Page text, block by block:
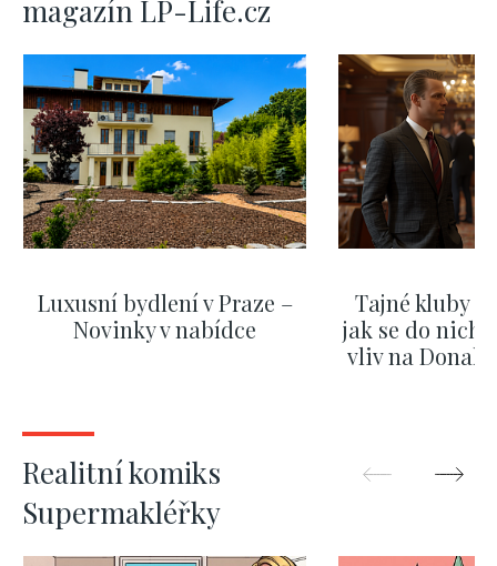
magazín LP-Life.cz
Luxusní bydlení v Praze –
Novinky v nabídce
Tajné kluby
jak se do nich
vliv na
Realitní komiks
Supermakléřky